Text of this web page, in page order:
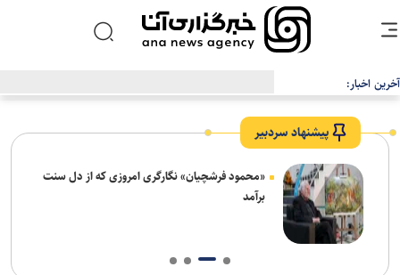
آخرین اخبار:
پیشنهاد سردبیر
«محمود فرشچیان» نگارگری امروزی که از دل سنت
برآمد